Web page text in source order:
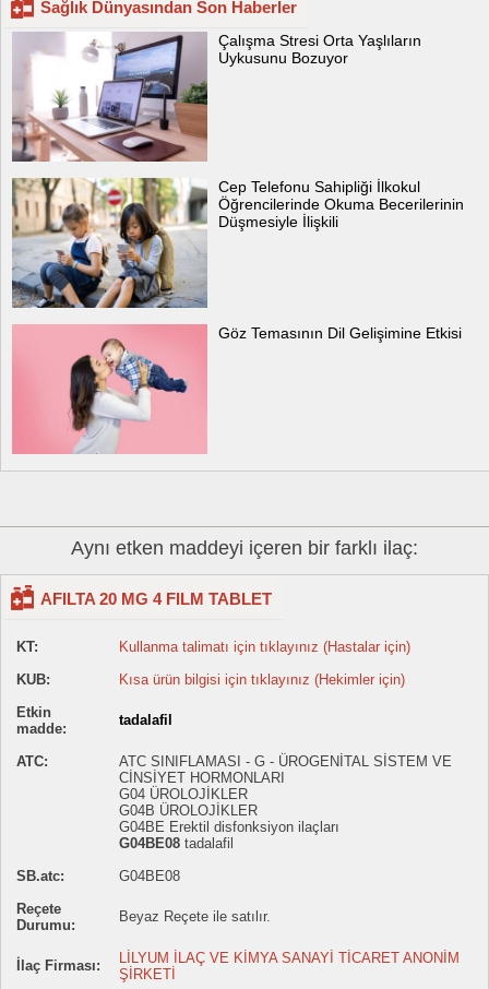
Sağlık Dünyasından Son Haberler
Çalışma Stresi Orta Yaşlıların
Uykusunu Bozuyor
Cep Telefonu Sahipliği İlkokul
Öğrencilerinde Okuma Becerilerinin
Düşmesiyle İlişkili
Göz Temasının Dil Gelişimine Etkisi
Aynı etken maddeyi içeren bir farklı ilaç:
AFILTA 20 MG 4 FILM TABLET
KT:
Kullanma talimatı için tıklayınız (Hastalar için)
KUB:
Kısa ürün bilgisi için tıklayınız (Hekimler için)
Etkin
madde:
tadalafil
ATC:
ATC SINIFLAMASI - G - ÜROGENİTAL SİSTEM VE
CİNSİYET HORMONLARI
G04 ÜROLOJİKLER
G04B ÜROLOJİKLER
G04BE Erektil disfonksiyon ilaçları
G04BE08 tadalafil
SB.atc:
G04BE08
Reçete
Durumu:
Beyaz Reçete ile satılır.
İlaç Firması:
LİLYUM İLAÇ VE KİMYA SANAYİ TİCARET ANONİM
ŞİRKETİ